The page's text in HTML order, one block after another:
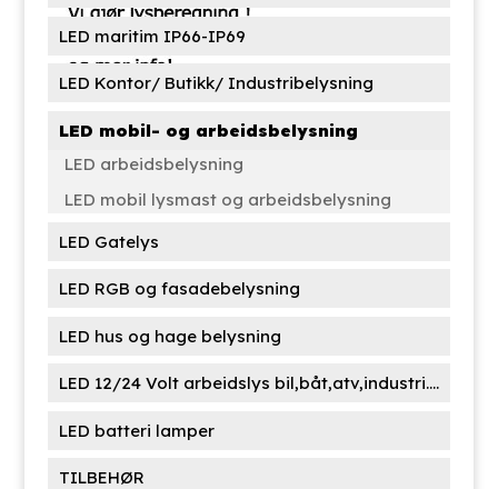
LED maritim IP66-IP69
LED Kontor/ Butikk/ Industribelysning
LED mobil- og arbeidsbelysning
LED arbeidsbelysning
LED mobil lysmast og arbeidsbelysning
LED Gatelys
LED RGB og fasadebelysning
LED hus og hage belysning
LED 12/24 Volt arbeidslys bil,båt,atv,industri....
LED batteri lamper
TILBEHØR